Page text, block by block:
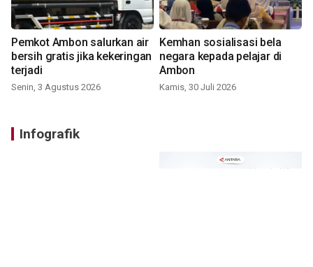
Pemkot Ambon salurkan air
bersih gratis jika kekeringan
terjadi
Senin, 3 Agustus 2026
Kemhan sosialisasi bela
negara kepada pelajar di
Ambon
Kamis, 30 Juli 2026
Infografik